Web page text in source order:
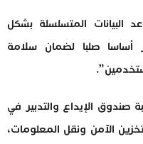
البيانات المتسلسلة بشكل
أساسا صلبا لضمان سلامة
الإيداع والتدبير في
الآمن ونقل المعلومات،